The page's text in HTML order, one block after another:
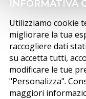
INFORMATIVA
Utilizziamo cookie
migliorare la tua
raccogliere dati
su accetta tutti,
modificare le tue
"Personalizza".
maggiori